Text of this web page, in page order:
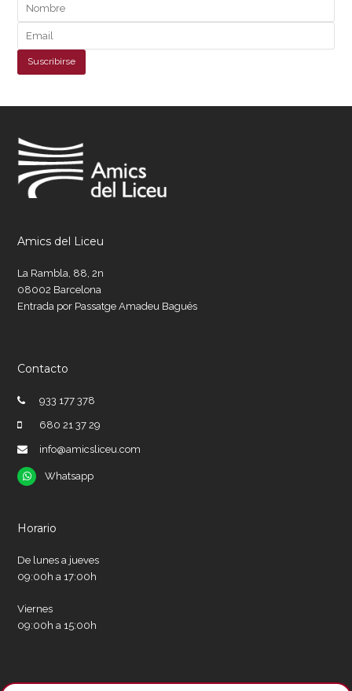
Amics del Liceu
La Rambla, 88, 2n
08002 Barcelona
Entrada por Passatge Amadeu Bagués
Contacto
933 177 378
680 21 37 29
info@amicsliceu.com
Whatsapp
Whatsapp
Horario
De lunes a jueves
09:00h a 17:00h
Viernes
09:00h a 15:00h